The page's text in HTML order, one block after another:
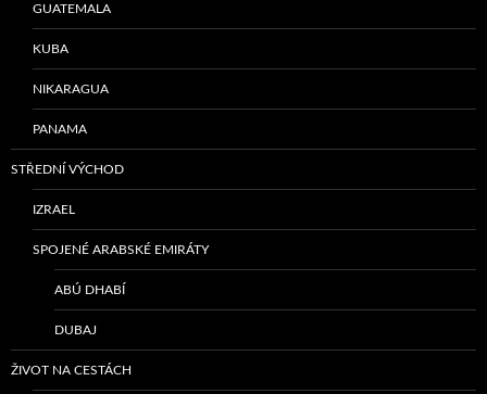
GUATEMALA
KUBA
NIKARAGUA
PANAMA
STŘEDNÍ VÝCHOD
IZRAEL
SPOJENÉ ARABSKÉ EMIRÁTY
ABÚ DHABÍ
DUBAJ
ŽIVOT NA CESTÁCH